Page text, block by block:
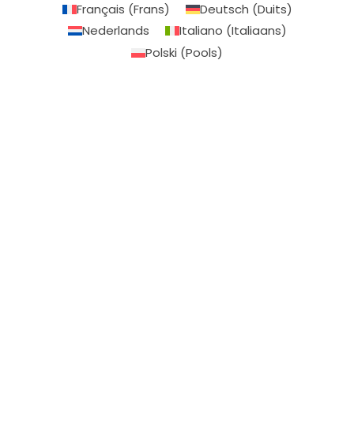
Français (Frans) Deutsch (Duits)
Nederlands
Italiano (Italiaans)
Polski (Pools)